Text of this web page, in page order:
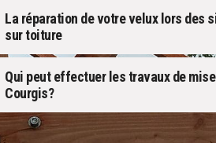
La réparation de votre velux lors des
sur toiture
Qui peut effectuer les travaux de
Courgis?